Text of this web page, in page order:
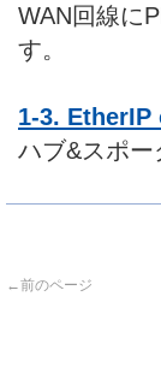
WAN回線に
す。
1-3. EtherIP
ハブ&スポ
←前のページ